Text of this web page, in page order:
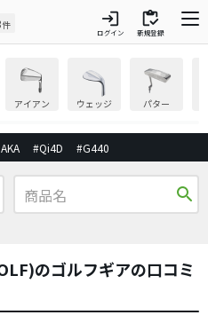
件 login
ログイン
inventory
新規登録
アイアン ウェッジ パター
#Qi4D #G440
search
のゴルフギアの口コミ